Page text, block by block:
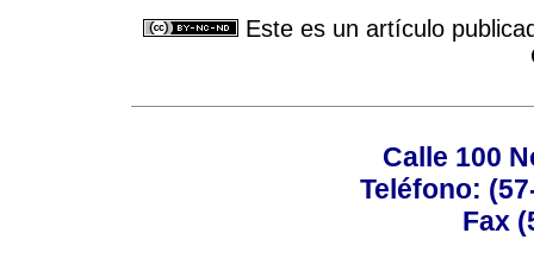
Este es un artículo
Calle 100
Teléfono:
Fax